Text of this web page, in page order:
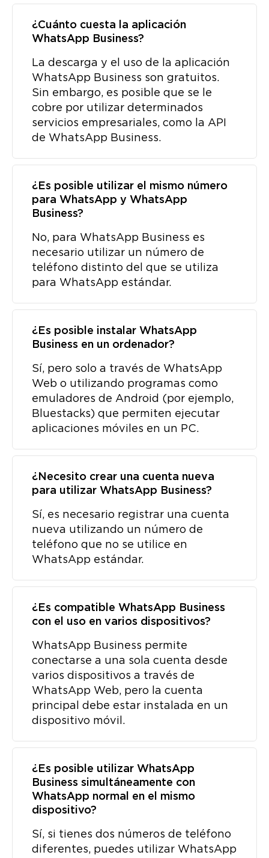
¿Cuánto cuesta la aplicación
WhatsApp Business?
La descarga y el uso de la aplicación
WhatsApp Business son gratuitos.
Sin embargo, es posible que se le
cobre por utilizar determinados
servicios empresariales, como la API
de WhatsApp Business.
¿Es posible utilizar el mismo número
para WhatsApp y WhatsApp
Business?
No, para WhatsApp Business es
necesario utilizar un número de
teléfono distinto del que se utiliza
para WhatsApp estándar.
¿Es posible instalar WhatsApp
Business en un ordenador?
Sí, pero solo a través de WhatsApp
Web o utilizando programas como
emuladores de Android (por ejemplo,
Bluestacks) que permiten ejecutar
aplicaciones móviles en un PC.
¿Necesito crear una cuenta nueva
para utilizar WhatsApp Business?
Sí, es necesario registrar una cuenta
nueva utilizando un número de
teléfono que no se utilice en
WhatsApp estándar.
¿Es compatible WhatsApp Business
con el uso en varios dispositivos?
WhatsApp Business permite
conectarse a una sola cuenta desde
varios dispositivos a través de
WhatsApp Web, pero la cuenta
principal debe estar instalada en un
dispositivo móvil.
¿Es posible utilizar WhatsApp
Business simultáneamente con
WhatsApp normal en el mismo
dispositivo?
Sí, si tienes dos números de teléfono
diferentes, puedes utilizar WhatsApp